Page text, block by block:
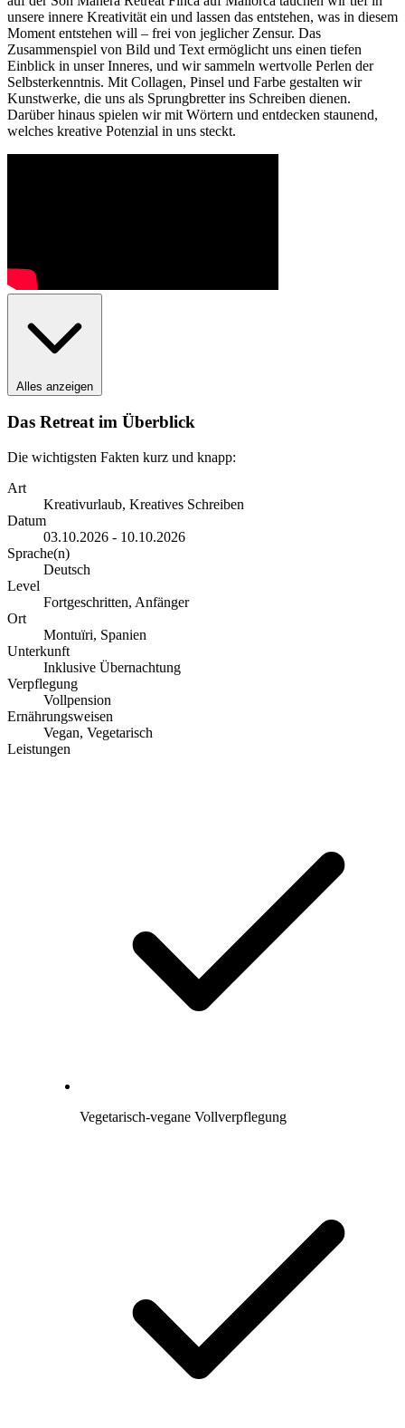
unsere innere Kreativität ein und lassen das entstehen, was in diesem
Moment entstehen will – frei von jeglicher Zensur. Das
Zusammenspiel von Bild und Text ermöglicht uns einen tiefen
Einblick in unser Inneres, und wir sammeln wertvolle Perlen der
Selbsterkenntnis. Mit Collagen, Pinsel und Farbe gestalten wir
Kunstwerke, die uns als Sprungbretter ins Schreiben dienen.
Darüber hinaus spielen wir mit Wörtern und entdecken staunend,
welches kreative Potenzial in uns steckt.
Alles anzeigen
Das Retreat im Überblick
Die wichtigsten Fakten kurz und knapp:
Art
Kreativurlaub, Kreatives Schreiben
Datum
03.10.2026 - 10.10.2026
Sprache(n)
Deutsch
Level
Fortgeschritten, Anfänger
Ort
Montuïri, Spanien
Unterkunft
Inklusive Übernachtung
Verpflegung
Vollpension
Ernährungsweisen
Vegan, Vegetarisch
Leistungen
Vegetarisch-vegane Vollverpflegung